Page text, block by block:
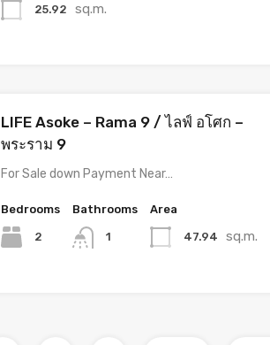
25.92 sq.m.
LIFE Asoke – Rama 9 / ไลฟ์ อโศก –
พระราม 9
For Sale down Payment Near…
Bedrooms
2
Bathrooms
1
Area
47.94 sq.m.